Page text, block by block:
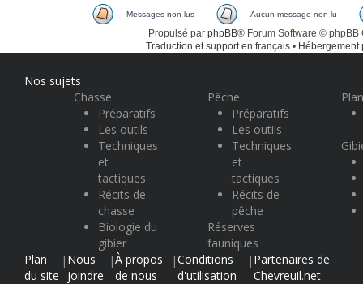
Messages non lus Aucun message non lu
Propulsé par phpBB® Forum Software © phpBB
Traduction et support en français • Hébergement
Nos sujets
Chasse
Préparatifs
Les outils
Techniques
et
tactiques
Récits de
chasse
Biologie du
gibier
Pêche
Préparatifs
Les outils
Techniques
et
tactiques
Récits de
pêche
Réserves
fauniques
Plan
du site
| Nous
joindre
|À propos
de nous
|Conditions
d'utilisation
| Partenaires de
Chevreuil.net